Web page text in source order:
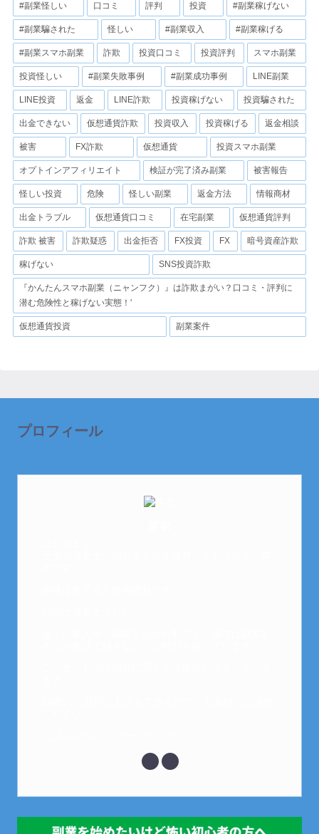
#副業怪しい 口コミ 評判 投資 #副業稼げない
#副業騙された 怪しい #副業収入 #副業稼げる
#副業スマホ副業 詐欺 投資口コミ 投資評判 スマホ副業
投資怪しい #副業失敗事例 #副業成功事例 LINE副業
LINE投資 返金 LINE詐欺 投資稼げない 投資騙された
出金できない 仮想通貨詐欺 投資収入 投資稼げる 返金相談
被害 FX詐欺 仮想通貨 投資スマホ副業
オプトインアフィリエイト 検証が完了済み副業 被害報告
怪しい投資 危険 怪しい副業 返金方法 情報商材
出金トラブル 仮想通貨口コミ 在宅副業 仮想通貨評判
詐欺 被害 詐欺疑惑 出金拒否 FX投資 FX 暗号資産詐欺
稼げない SNS投資詐欺
『かんたんスマホ副業（ニャンフク）』は詐欺まがい？口コミ・評判に
潜む危険性と稼げない実態！'
仮想通貨投資 副業案件
プロフィール